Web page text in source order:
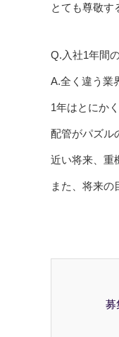
とても尊敬す
Q.入社1年間
A.全く違う業
1年はとにか
配管がパズル
近い将来、重
また、将来の
募